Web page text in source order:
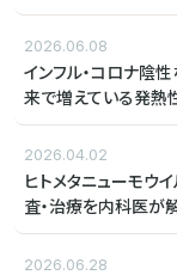
2026.06.08
インフル・コロナ陰
来で増えている発熱
2026.04.02
ヒトメタニューモウ
査・治療を内科医が
2026.06.28